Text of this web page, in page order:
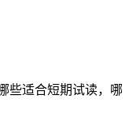
些适合短期试读，哪